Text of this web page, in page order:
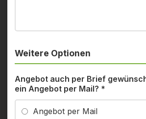
Weitere Optionen
Angebot auch per Brief
ein Angebot per Mail? *
Angebot per Mail